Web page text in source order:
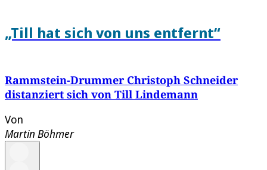
„Till hat sich von uns entfernt“
Rammstein-Drummer Christoph Schneider
distanziert sich von Till Lindemann
Von
Martin Böhmer